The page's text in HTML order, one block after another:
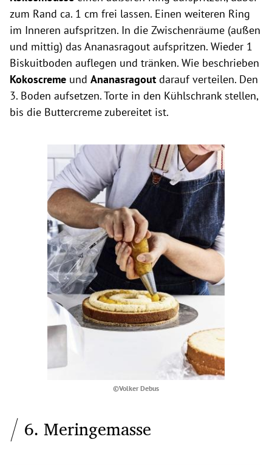
zum Rand ca. 1 cm frei lassen. Einen weiteren Ring
im Inneren aufspritzen. In die Zwischenräume (außen
und mittig) das Ananasragout aufspritzen. Wieder 1
Biskuitboden auflegen und tränken. Wie beschrieben
Kokoscreme und Ananasragout darauf verteilen. Den
3. Boden aufsetzen. Torte in den Kühlschrank stellen,
bis die Buttercreme zubereitet ist.
©Volker Debus
6. Meringemasse